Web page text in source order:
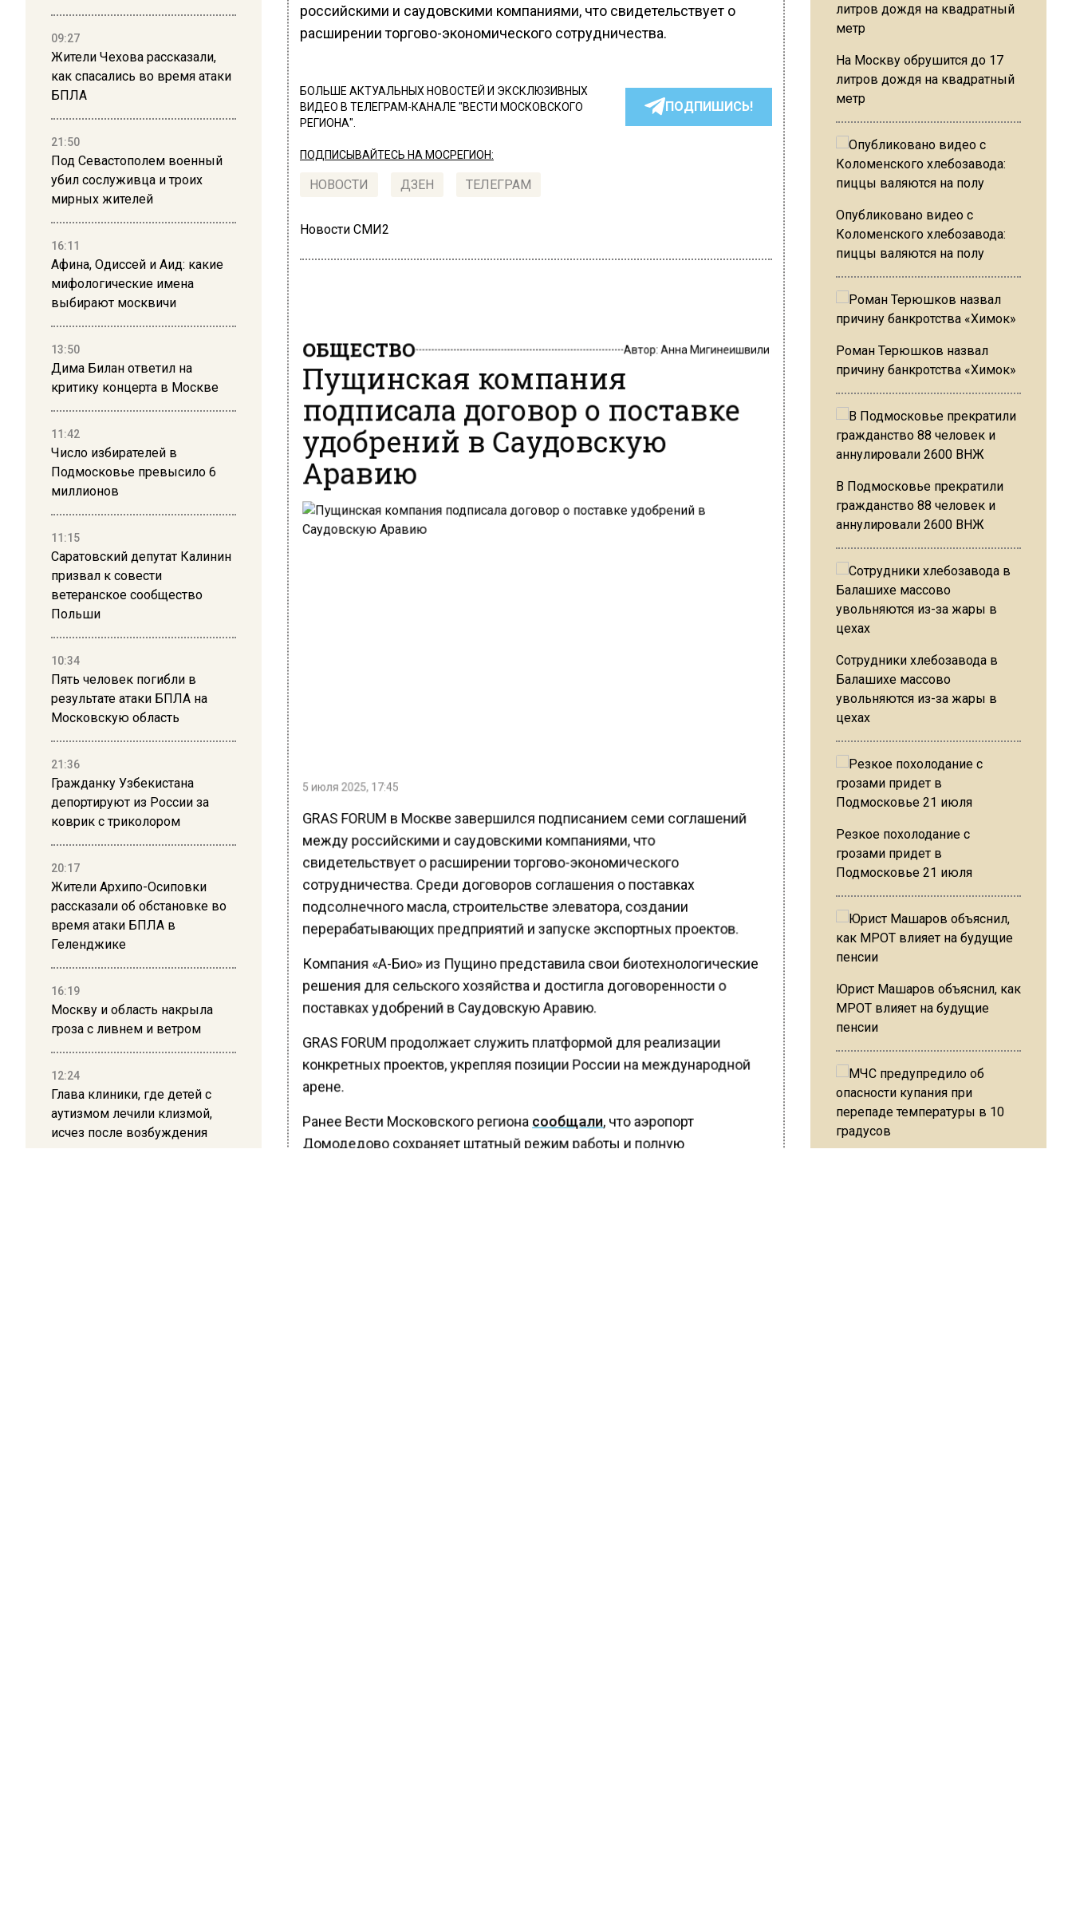
09:27
Жители Чехова рассказали,
как спасались во время атаки
БПЛА
21:50
Под Севастополем военный
убил сослуживца и троих
мирных жителей
16:11
Афина, Одиссей и Аид: какие
мифологические имена
выбирают москвичи
13:50
Дима Билан ответил на
критику концерта в Москве
11:42
Число избирателей в
Подмосковье превысило 6
миллионов
11:15
Саратовский депутат Калинин
призвал к совести
ветеранское сообщество
Польши
10:34
Пять человек погибли в
результате атаки БПЛА на
Московскую область
21:36
Гражданку Узбекистана
депортируют из России за
коврик с триколором
20:17
Жители Архипо-Осиповки
рассказали об обстановке во
время атаки БПЛА в
Геленджике
16:19
Москву и область накрыла
гроза с ливнем и ветром
12:24
Глава клиники, где детей с
аутизмом лечили клизмой,
исчез после возбуждения
российскими и саудовскими компаниями, что свидетельствует о
расширении торгово-экономического сотрудничества.
БОЛЬШЕ АКТУАЛЬНЫХ НОВОСТЕЙ И ЭКСКЛЮЗИВНЫХ
ВИДЕО В ТЕЛЕГРАМ-КАНАЛЕ "ВЕСТИ МОСКОВСКОГО
РЕГИОНА".
ПОДПИШИСЬ!
ПОДПИСЫВАЙТЕСЬ НА МОСРЕГИОН:
НОВОСТИ ДЗЕН ТЕЛЕГРАМ
Новости СМИ2
ОБЩЕСТВО Автор: Анна Мигинеишвили
Пущинская компания
подписала договор о поставке
удобрений в Саудовскую
Аравию
5 июля 2025, 17:45
GRAS FORUM в Москве завершился подписанием семи соглашений
между российскими и саудовскими компаниями, что
свидетельствует о расширении торгово-экономического
сотрудничества. Среди договоров соглашения о поставках
подсолнечного масла, строительстве элеватора, создании
перерабатывающих предприятий и запуске экспортных проектов.
Компания «А-Био» из Пущино представила свои биотехнологические
решения для сельского хозяйства и достигла договоренности о
поставках удобрений в Саудовскую Аравию.
GRAS FORUM продолжает служить платформой для реализации
конкретных проектов, укрепляя позиции России на международной
арене.
Ранее Вести Московского регионасообщали, что аэропорт
Домодедово сохраняет штатный режим работы и полную
На Москву обрушится до 17
литров дождя на квадратный
метр
Опубликовано видео с
Коломенского хлебозавода:
пиццы валяются на полу
Роман Терюшков назвал
причину банкротства «Химок»
В Подмосковье прекратили
гражданство 88 человек и
аннулировали 2600 ВНЖ
Сотрудники хлебозавода в
Балашихе массово
увольняются из-за жары в
цехах
Резкое похолодание с
грозами придет в
Подмосковье 21 июля
Юрист Машаров объяснил, как
МРОТ влияет на будущие
пенсии